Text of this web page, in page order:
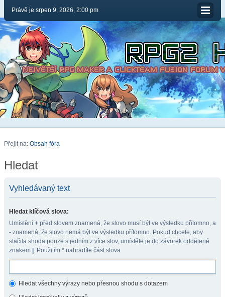
Právě je srpen 9, 2026, 2:00 pm
Přejít na: Obsah fóra
Hledat
Vyhledávaný text
Hledat klíčová slova:
Umístění + před slovem znamená, že slovo musí být ve výsledku přítomno, a
- znamená, že slovo nemá být ve výsledku přítomno. Pokud chcete, aby
stačila shoda pouze s jedním z více slov, umístěte je do závorek oddělené
znakem . Použitím * nahradíte část slova
Hledat všechny výrazy nebo přesnou shodu s dotazem